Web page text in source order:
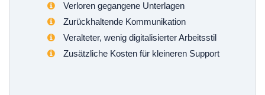
Verloren gegangene Unterlagen
Zurückhaltende Kommunikation
Veralteter, wenig digitalisierter Arbeitsstil
Zusätzliche Kosten für kleineren Support